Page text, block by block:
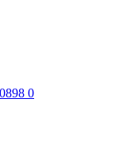
0